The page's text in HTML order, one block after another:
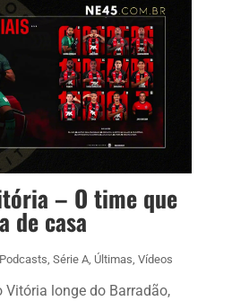
– O time que
de casa
Podcasts, Série A, Últimas, Vídeos
Vitória longe do Barradão,